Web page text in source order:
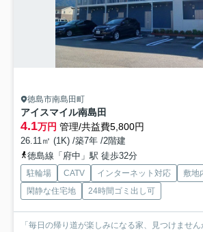
徳島市南島田町
アイスマイル南島田
4.1万円 管理/共益費5,800円
26.11㎡ (1K) /築7年 /2階建
徳島線「府中」駅 徒歩32分
駐輪場 CATV インターネット対応
敷地
閑静な住宅地
24時間ゴミ出し可
「毎日の帰り道が楽しみになる家、見つけませ